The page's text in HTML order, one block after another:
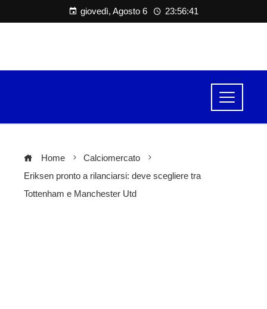
giovedì, Agosto 6 23:56:42
Home
Calciomercato
Eriksen pronto a rilanciarsi: deve scegliere tra
Tottenham e Manchester Utd